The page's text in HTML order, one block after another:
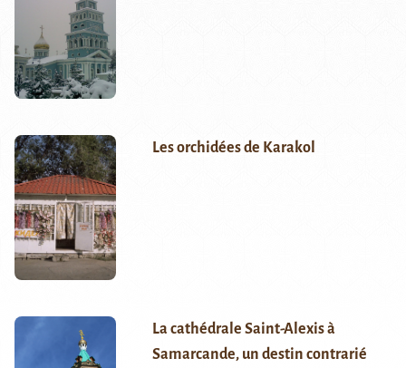
Les orchidées de Karakol
La cathédrale Saint-Alexis à
Samarcande, un destin contrarié